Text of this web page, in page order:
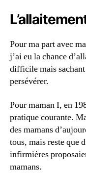
Pour ma part avec
j’ai eu la chance
difficile mais
persévérer.
Pour maman I, en
pratique courante.
des mamans
tous, mais reste que
infirmières
mamans.